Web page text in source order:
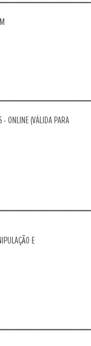
- ONLINE (VÁLIDA PARA
E